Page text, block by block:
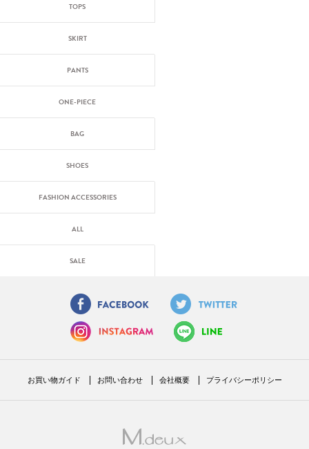
TOPS
SKIRT
PANTS
ONE-PIECE
BAG
SHOES
FASHION ACCESSORIES
ALL
SALE
お買い物ガイド お問い合わせ 会社概要 プライバシーポリシー